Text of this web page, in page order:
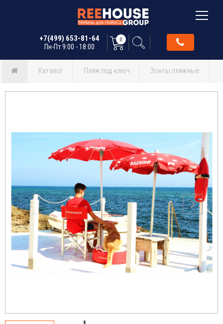
+7(499) 653-81-64
Пн-Пт 9:00 - 18:00
0
Каталог Пляж под ключ Зонты пляжные